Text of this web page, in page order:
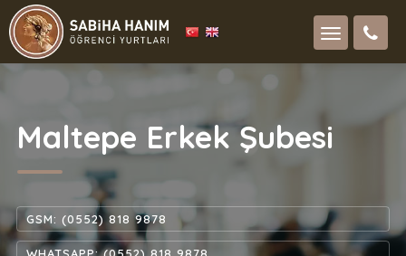
Maltepe Erkek Şubesi
GSM: (0552) 818 9878